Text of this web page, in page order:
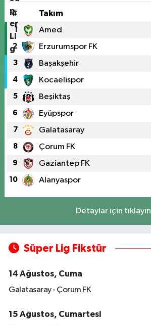
# Takım
1 Amed
2 Erzurumspor FK
3 Başakşehir
4 Kocaelispor
5 Beşiktaş
6 Eyüpspor
7 Galatasaray
8 Çorum FK
9 Gaziantep FK
10 Alanyaspor
Detaylar için tıklayın
Süper Lig Fikstür
14 Ağustos, Cuma
Galatasaray - Çorum FK
15 Ağustos, Cumartesi